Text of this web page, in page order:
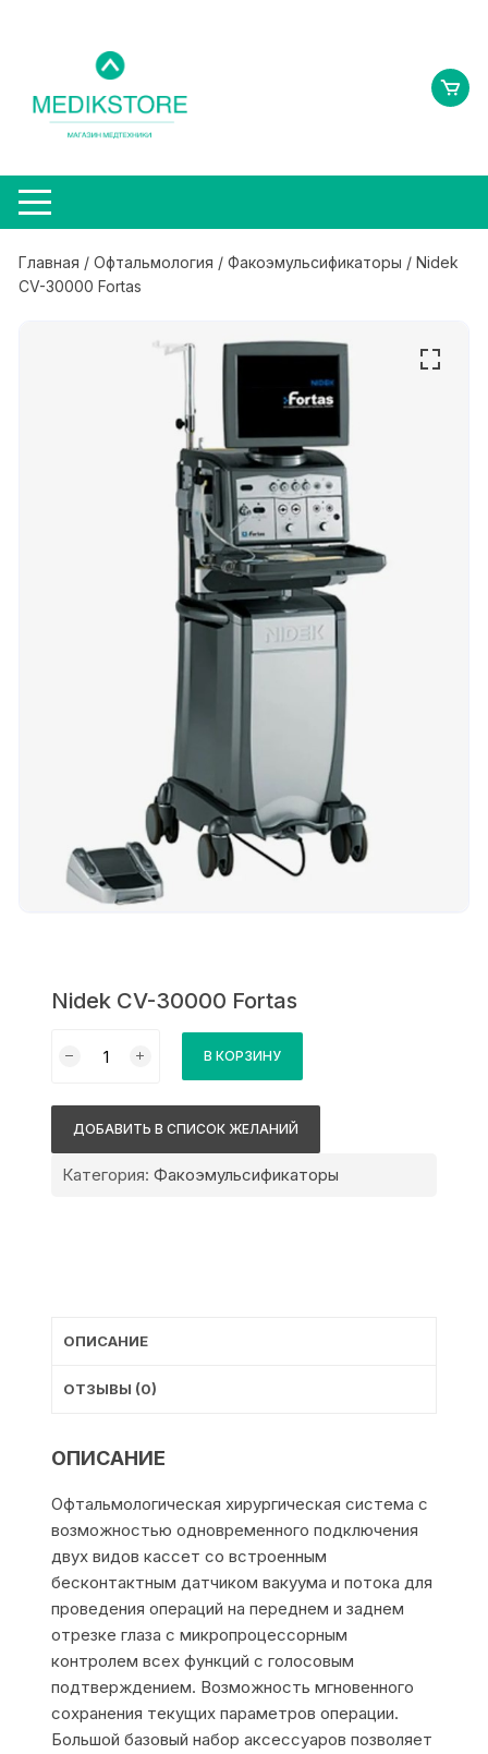
содержимому
Главная /Офтальмология /Факоэмульсификаторы / Nidek
CV-30000 Fortas
Nidek CV-30000 Fortas
товара
CV-
Fortas
В КОРЗИНУ
ДОБАВИТЬ В СПИСОК ЖЕЛАНИЙ
Категория:Факоэмульсификаторы
ОПИСАНИЕ
ОТЗЫВЫ (0)
ОПИСАНИЕ
Офтальмологическая хирургическая система с
возможностью одновременного подключения
двух видов кассет со встроенным
бесконтактным датчиком вакуума и потока для
проведения операций на переднем и заднем
отрезке глаза с микропроцессорным
контролем всех функций с голосовым
подтверждением. Возможность мгновенного
сохранения текущих параметров операции.
Большой базовый набор аксессуаров позволяет